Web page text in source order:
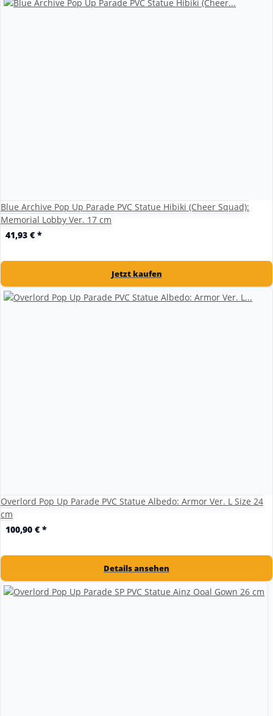
Blue Archive Pop Up Parade PVC Statue Hibiki (Cheer Squad):
Memorial Lobby Ver. 17 cm
41,93 € *
Jetzt kaufen
Overlord Pop Up Parade PVC Statue Albedo: Armor Ver. L Size 24
cm
100,90 € *
Details ansehen